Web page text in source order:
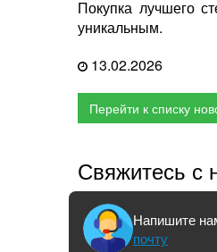
Покупка лучшего
уникальным.
13.02.2026
Перейти к списку
Свяжитесь с
Напишите
почту